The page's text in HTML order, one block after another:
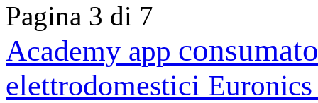
Pagina 3 di 7
Academy app
elettrodomestici